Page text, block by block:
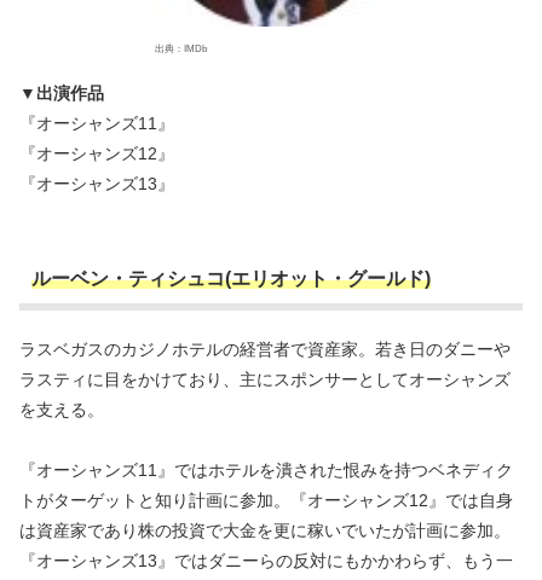
出典：IMDb
▼出演作品
『オーシャンズ11』
『オーシャンズ12』
『オーシャンズ13』
ルーベン・ティシュコ(エリオット・グールド)
ラスベガスのカジノホテルの経営者で資産家。若き日のダニーや
ラスティに目をかけており、主にスポンサーとしてオーシャンズ
を支える。
『オーシャンズ11』ではホテルを潰された恨みを持つベネディク
トがターゲットと知り計画に参加。『オーシャンズ12』では自身
は資産家であり株の投資で大金を更に稼いでいたが計画に参加。
『オーシャンズ13』ではダニーらの反対にもかかわらず、もう一